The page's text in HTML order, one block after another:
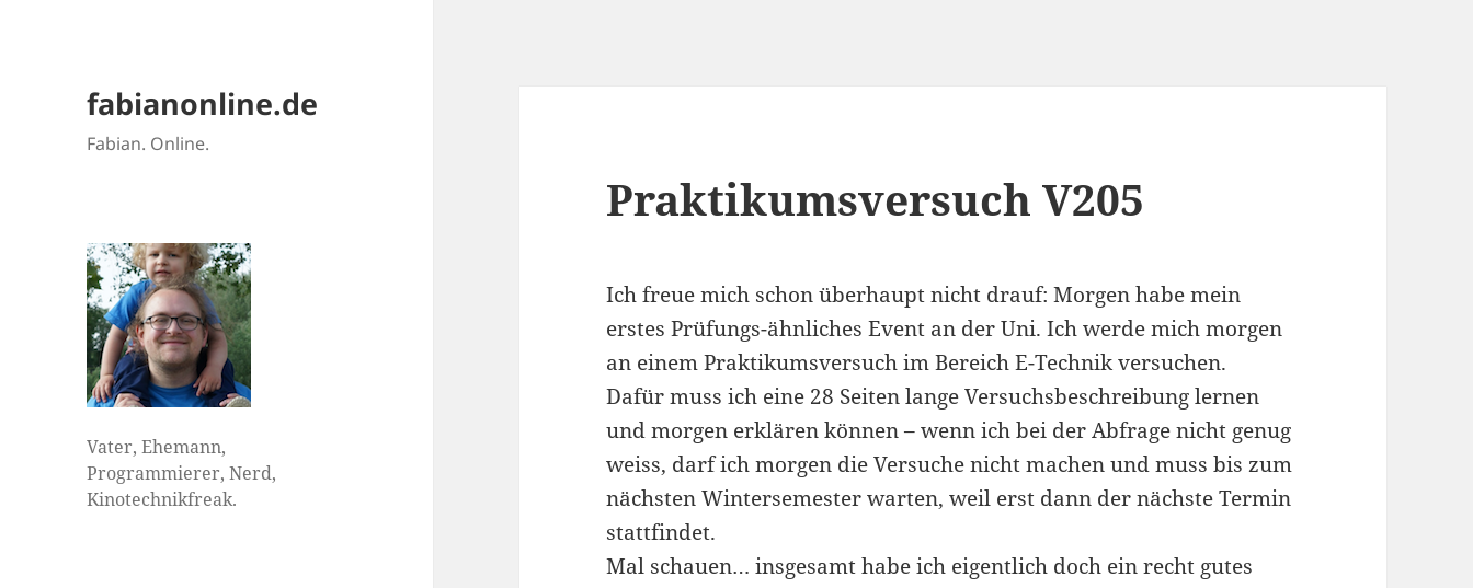
fabianonline.de
Fabian. Online.
Vater, Ehemann,
Programmierer, Nerd,
Kinotechnikfreak.
Praktikumsversuch V205
Ich freue mich schon überhaupt nicht drauf: Morgen habe mein
erstes Prüfungs-ähnliches Event an der Uni. Ich werde mich morgen
an einem Praktikumsversuch im Bereich E-Technik versuchen.
Dafür muss ich eine 28 Seiten lange Versuchsbeschreibung lernen
und morgen erklären können – wenn ich bei der Abfrage nicht genug
weiss, darf ich morgen die Versuche nicht machen und muss bis zum
nächsten Wintersemester warten, weil erst dann der nächste Termin
stattfindet.
Mal schauen… insgesamt habe ich eigentlich doch ein recht gutes